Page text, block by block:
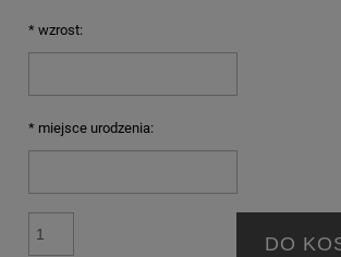
* wzrost:
* miejsce urodzenia:
DO